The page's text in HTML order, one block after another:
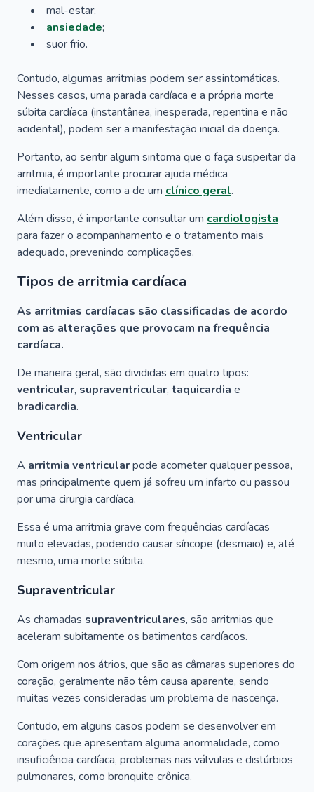
mal-estar;
ansiedade;
suor frio.
Contudo, algumas arritmias podem ser assintomáticas.
Nesses casos, uma parada cardíaca e a própria morte
súbita cardíaca (instantânea, inesperada, repentina e não
acidental), podem ser a manifestação inicial da doença.⠀
Portanto, ao sentir algum sintoma que o faça suspeitar da
arritmia, é importante procurar ajuda médica
imediatamente, como a de um clínico geral.
Além disso, é importante consultar um cardiologista
para fazer o acompanhamento e o tratamento mais
adequado, prevenindo complicações.
Tipos de arritmia cardíaca
As arritmias cardíacas são classificadas de acordo
com as alterações que provocam na frequência
cardíaca.
De maneira geral, são divididas em quatro tipos:
ventricular, supraventricular, taquicardia e
bradicardia.
Ventricular
A arritmia ventricularpode acometer qualquer pessoa,
mas principalmente quem já sofreu um infarto ou passou
por uma cirurgia cardíaca.
Essa é uma arritmia grave com frequências cardíacas
muito elevadas, podendo causar síncope (desmaio) e, até
mesmo, uma morte súbita.
Supraventricular
As chamadas supraventriculares, são arritmias que
aceleram subitamente os batimentos cardíacos.
Com origem nos átrios, que são as câmaras superiores do
coração, geralmente não têm causa aparente, sendo
muitas vezes consideradas um problema de nascença.
Contudo, em alguns casos podem se desenvolver em
corações que apresentam alguma anormalidade, como
insuficiência cardíaca, problemas nas válvulas e distúrbios
pulmonares, como bronquite crônica.